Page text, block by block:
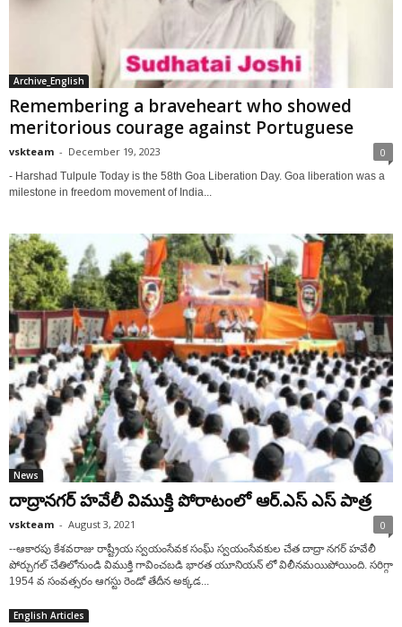
Archive_English
Remembering a braveheart who showed
meritorious courage against Portuguese
vskteam - December 19, 2023 0
- Harshad Tulpule Today is the 58th Goa Liberation Day. Goa liberation was a
milestone in freedom movement of India...
News
దాద్రానగర్ హవేలీ విముక్తి పోరాటంలో ఆర్.ఎస్ ఎస్ పాత్ర
vskteam - August 3, 2021 0
--ఆకారపు కేశవరాజు రాష్ట్రీయ స్వయంసేవక సంఘ్ స్వయంసేవకుల చేత దాద్రా నగర్ హవేలీ
పోర్చుగల్ చేతిలోనుండి విముక్తి గావించబడి భారత యూనియన్ లో విలీనమయిపోయింది. సరిగ్గా
1954 వ సంవత్సరం ఆగస్టు రెండో తేదీన అక్కడ...
English Articles